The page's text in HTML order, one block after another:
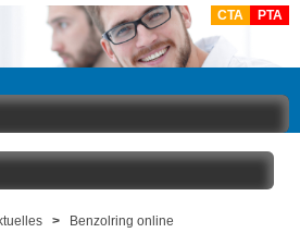
CTA PTA
> Benzolring online